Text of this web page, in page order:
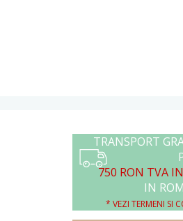
TRANSPORT
750 RON TVA
IN
* VEZI TERMENI SI